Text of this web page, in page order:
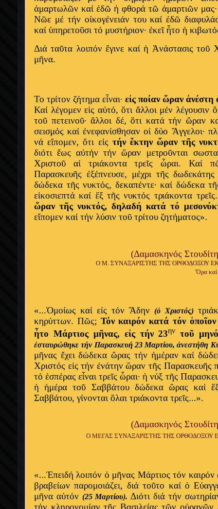
ἁμαρτωλῶν καί ἐδῶ ἡ φθορά τῶ ἁμαρτιῶν μας·
Νῶε μέ τήν οἰκογένειάν του καί ἐδῶ
καί ὑπηρετοῦσι τό μυστήριον· ἐκεῖ ἦτο ἡ
Διά ταῦτα λοιπόν ἔγινε καί ἡ Ἀνάστασις τοῦ
μῆνα.
Το τρίτον ζήτημα εἶναι· εἰς ποίαν ὥραν ἀνέστη
Καί λέγομεν εἰς αὐτό, ὅτι ἄλλοι μέν λέγουσιν
τοῦ πετεινοῦ· ἄλλοι δέ, ὅτι κατά τήν ὥραν
σεισμός καί ἐνεφανίσθησαν οἱ δύο Ἄγγελοι·
νά εἴπομεν, ὅτι εἰς τήν ἕκτην ὥραν τῆς
διότι ἕως αὐτήν τήν ὥραν μετροῦνται
Xριστοῦ αἱ τριάκοντα τρεῖς ὦραι. Καί
Παρασκευῆς ἐξέπνευσε, μέχρι τῆς
δώδεκα τῆς νυκτός, δεκαπέντε· καί δώδεκα
εἰκοσιεπτά καί ἕξ τῆς νυκτός τριάκοντα
ὥραν τῆς νυκτός, δηλαδή κατά τό
εἴπομεν καί τήν λύσιν τοῦ τρίτου ζητήματος».
(Δαμασκηνός
Ο Μ. ΣΥΝΑΞΑΡΙΣΤΗΣ ΤΗΣ ΟΡΘΟΔΟΞΟΥ
Ὅρα καί
«...Ὁμοίως καί εἰς τόν Ἅδην(ὁ Χριστός)
κηρύττων. Πῶς; Τόν καιρόν κατά τόν ὁποῖον
ἦτο Μάρτιος μῆνας, εἰς τήν 23ην τοῦ
ἐσταυρώθηκε τήν Παρασκευή 23 Μαρτίου, ἀνεστήθη
μῆνας ἔχει δώδεκα ὥρας τήν ἡμέραν καί
Χριστός εἰς τήν ἐνάτην ὥραν τῆς Παρασκευῆς
τό ἑσπέρας εἶναι τρεῖς ὧραι· ἡ νύξ τῆς
ἡ ἡμέρα τοῦ Σαββάτου δώδεκα ὥρας καί
Σαββάτου, γίνονται ὅλαι τριάκοντα τρεῖς...».
(Δαμασκηνός
Ο ΜΕΓΑΣ ΣΥΝΑΞΑΡΙΣΤΗΣ ΤΗΣ ΟΡΘΟΔΟΞΟΥ
«...Ἐπειδή λοιπόν ὁ μῆνας Μάρτιος τόν
βραβείων παρομοιάζει, διά τοῦτο καί ὁ
μῆνα αὐτόν (25 Μαρτίου). Διότι διά τήν
τήν κληρονομίαν τῆς Βασιλείας τῶν